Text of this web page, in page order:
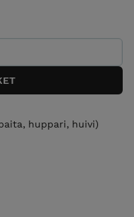
huppari, huivi)